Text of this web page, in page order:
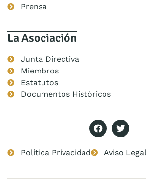
Prensa
La Asociación
Junta Directiva
Miembros
Estatutos
Documentos Históricos
Política Privacidad Aviso Legal